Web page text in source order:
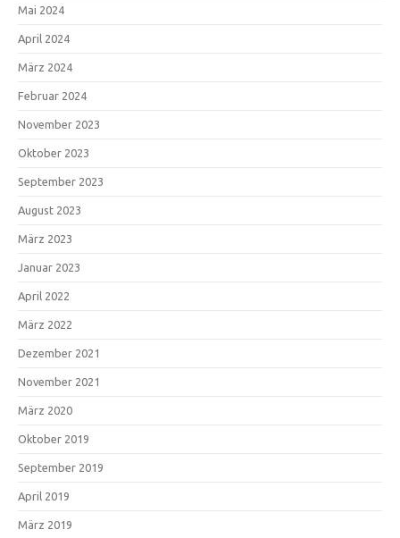
Mai 2024
April 2024
März 2024
Februar 2024
November 2023
Oktober 2023
September 2023
August 2023
März 2023
Januar 2023
April 2022
März 2022
Dezember 2021
November 2021
März 2020
Oktober 2019
September 2019
April 2019
März 2019